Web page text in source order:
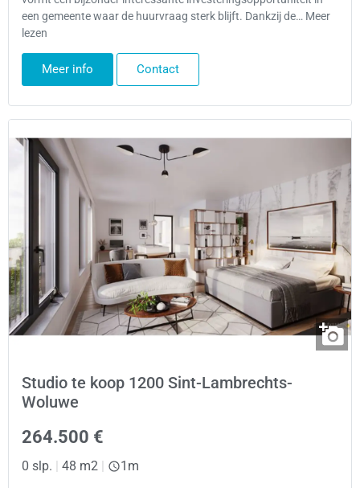
een gemeente waar de huurvraag sterk blijft. Dankzij de… Meer
lezen
Meer info Contact
Studio te koop 1200 Sint-Lambrechts-
Woluwe
264.500 €
0 slp. 48 m2 1m